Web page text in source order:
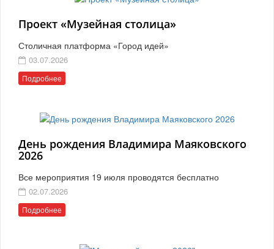
Проект «Музейная столица»
Столичная платформа «Город идей»
03.07.2026
Подробнее
День рождения Владимира Маяковского
2026
Все мероприятия 19 июля проводятся бесплатно
02.07.2026
Подробнее